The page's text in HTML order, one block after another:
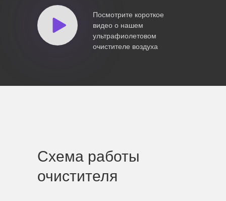
Посмотрите короткое
видео о нашем
ультрафиолетовом
очистителе воздуха
Схема работы
очистителя